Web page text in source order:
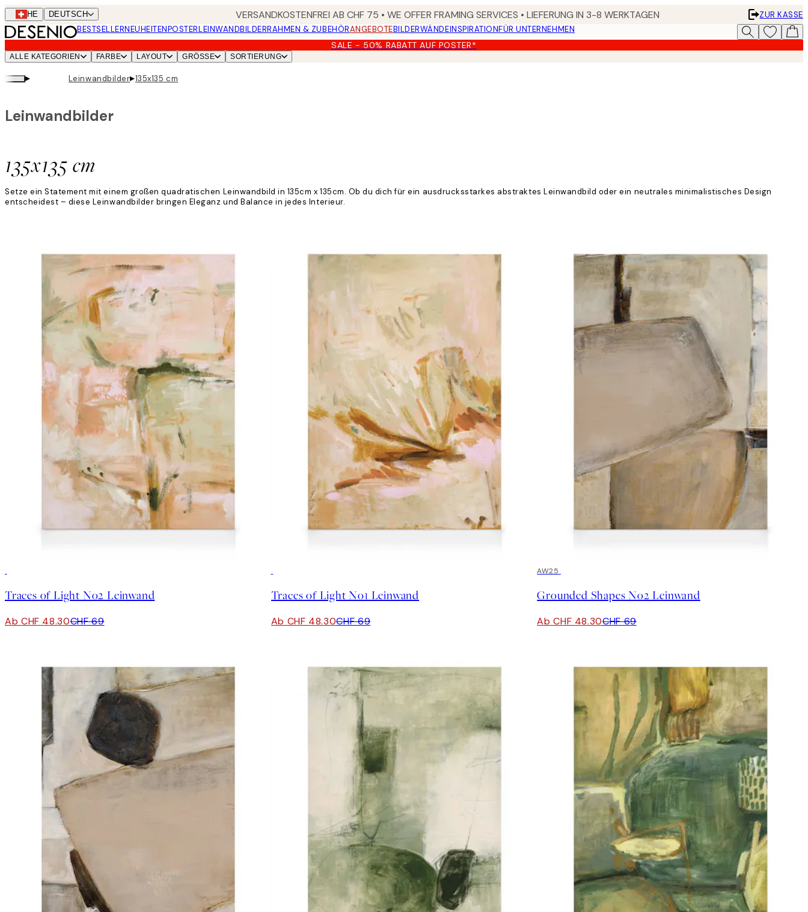
Skip
to
main
content.
CHE DEUTSCH VERSANDKOSTENFREI AB CHF 75 • WE OFFER FRAMING SERVICES • LIEFERUNG IN 3-8 WERKTAGEN
ZUR KASSE
BESTSELLERNEUHEITENPOSTERLEINWANDBILDERRAHMEN & ZUBEHÖRANGEBOTEBILDERWÄNDEINSPIRATIONFÜR UNTERNEHMEN
SALE - 50% RABATT AUF POSTER*
ALLE KATEGORIEN FARBE LAYOUT GRÖSSE SORTIERUNG
▸ Leinwandbilder▸135x135 cm
135x135 cm
Leinwandbilder
Setze ein Statement mit einem großen quadratischen Leinwandbild in 135cm x 135cm. Ob du dich für ein ausdrucksstarkes abstraktes Leinwandbild oder ein neutrales minimalistisches Design
entscheidest – diese Leinwandbilder bringen Eleganz und Balance in jedes Interieur.
Traces of Light No2 Leinwand
Ab CHF 48.30CHF 69
Traces of Light No1 Leinwand
Ab CHF 48.30CHF 69
30%*
AW25
Grounded Shapes No2 Leinwand
Ab CHF 48.30CHF 69